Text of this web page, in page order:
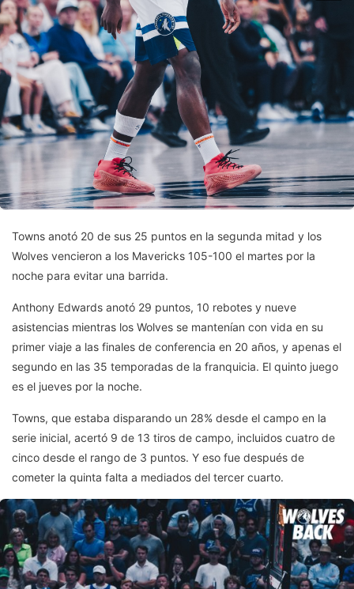
Towns anotó 20 de sus 25 puntos en la segunda mitad y los
Wolves vencieron a los Mavericks 105-100 el martes por la
noche para evitar una barrida.
Anthony Edwards anotó 29 puntos, 10 rebotes y nueve
asistencias mientras los Wolves se mantenían con vida en su
primer viaje a las finales de conferencia en 20 años, y apenas el
segundo en las 35 temporadas de la franquicia. El quinto juego
es el jueves por la noche.
Towns, que estaba disparando un 28% desde el campo en la
serie inicial, acertó 9 de 13 tiros de campo, incluidos cuatro de
cinco desde el rango de 3 puntos. Y eso fue después de
cometer la quinta falta a mediados del tercer cuarto.